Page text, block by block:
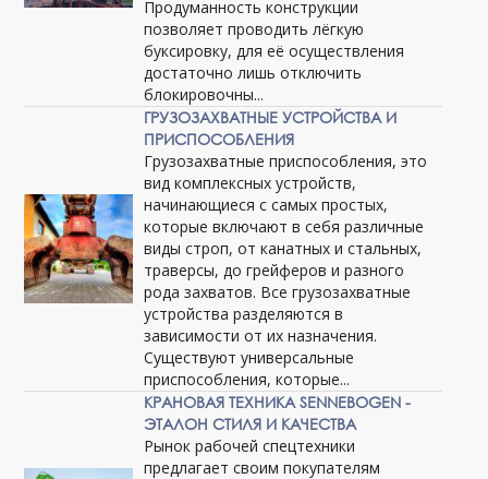
Продуманность конструкции
позволяет проводить лёгкую
буксировку, для её осуществления
достаточно лишь отключить
блокировочны...
ГРУЗОЗАХВАТНЫЕ УСТРОЙСТВА И
ПРИСПОСОБЛЕНИЯ
Грузозахватные приспособления, это
вид комплексных устройств,
начинающиеся с самых простых,
которые включают в себя различные
виды строп, от канатных и стальных,
траверсы, до грейферов и разного
рода захватов. Все грузозахватные
устройства разделяются в
зависимости от их назначения.
Существуют универсальные
приспособления, которые...
КРАНОВАЯ ТЕХНИКА SENNEBOGEN -
ЭТАЛОН СТИЛЯ И КАЧЕСТВА
Рынок рабочей спецтехники
предлагает своим покупателям